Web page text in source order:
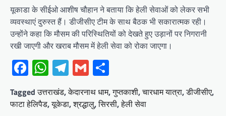
यूकाडा के सीईओ आशीष चौहान ने बताया कि हेली सेवाओं को लेकर सभी
व्यवस्थाएं दुरुस्त हैं। डीजीसीए टीम के साथ बैठक भी सकारात्मक रही।
उन्होंने कहा कि मौसम की परिस्थितियों को देखते हुए उड़ानों पर निगरानी
रखी जाएगी और खराब मौसम में हेली सेवा को रोका जाएगा।
Facebook
WhatsApp
Telegram
Gmail
Taggedउत्तराखंड,केदारनाथ धाम,गुप्तकाशी,चारधाम यात्रा,डीजीसीए,
फाटा हेलिपैड,यूकेडा,श्रद्धालु,सिरसी,हेली सेवा